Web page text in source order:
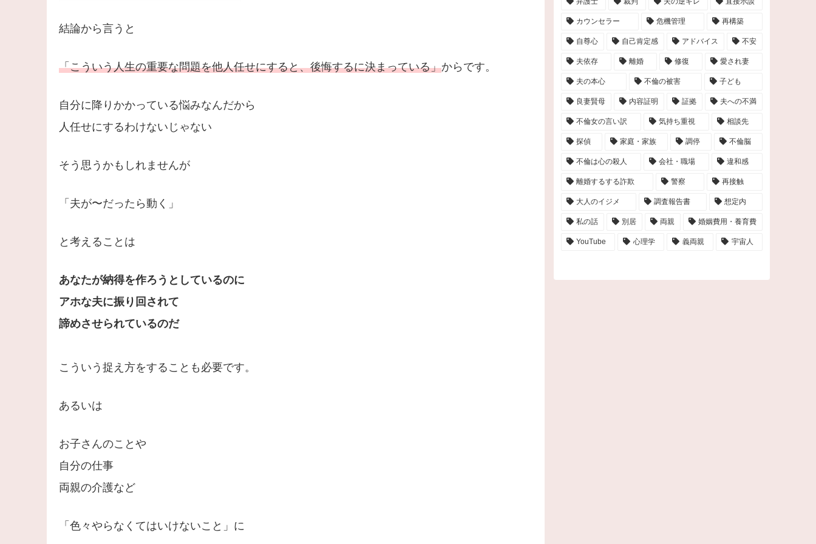
結論から言うと
「こういう人生の重要な問題を他人任せにすると、後悔するに決まっている」からです。
自分に降りかかっている悩みなんだから
人任せにするわけないじゃない
そう思うかもしれませんが
「夫が〜だったら動く」
と考えることは
あなたが納得を作ろうとしているのに
アホな夫に振り回されて
諦めさせられているのだ
こういう捉え方をすることも必要です。
あるいは
お子さんのことや
自分の仕事
両親の介護など
「色々やらなくてはいけないこと」に
カウンセラー 危機管理 再構築
自尊心 自己肯定感 アドバイス 不安
夫依存 離婚 修復 愛され妻
夫の本心 不倫の被害 子ども
良妻賢母 内容証明 証拠 夫への不満
不倫女の言い訳 気持ち重視 相談先
探偵 家庭・家族 調停 不倫脳
不倫は心の殺人 会社・職場 違和感
離婚するする詐欺 警察 再接触
大人のイジメ 調査報告書 想定内
私の話 別居 両親 婚姻費用・養育費
YouTube 心理学 義両親 宇宙人